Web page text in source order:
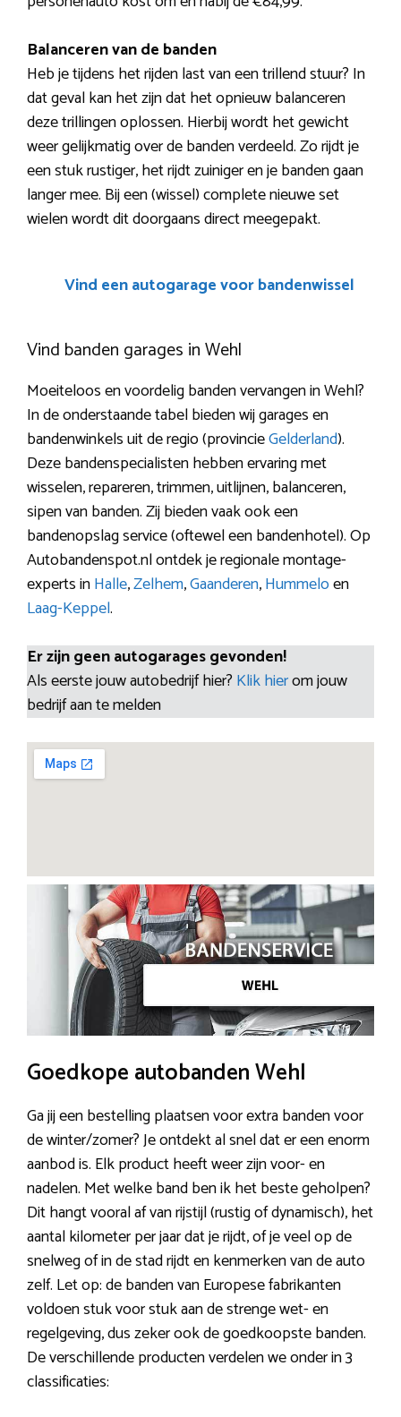
Balanceren van de banden
Heb je tijdens het rijden last van een trillend stuur? In
dat geval kan het zijn dat het opnieuw balanceren
deze trillingen oplossen. Hierbij wordt het gewicht
weer gelijkmatig over de banden verdeeld. Zo rijdt je
een stuk rustiger, het rijdt zuiniger en je banden gaan
langer mee. Bij een (wissel) complete nieuwe set
wielen wordt dit doorgaans direct meegepakt.
Vind een autogarage voor bandenwissel
Vind banden garages in Wehl
Moeiteloos en voordelig banden vervangen in Wehl?
In de onderstaande tabel bieden wij garages en
bandenwinkels uit de regio (provincieGelderland).
Deze bandenspecialisten hebben ervaring met
wisselen, repareren, trimmen, uitlijnen, balanceren,
sipen van banden. Zij bieden vaak ook een
bandenopslag service (oftewel een bandenhotel). Op
Autobandenspot.nl ontdek je regionale montage-
experts inHalle,Zelhem,Gaanderen,Hummeloen
Laag-Keppel.
Er zijn geen autogarages gevonden!
Als eerste jouw autobedrijf hier? Klik hierom jouw
bedrijf aan te melden
Goedkope autobanden Wehl
Ga jij een bestelling plaatsen voor extra banden voor
de winter/zomer? Je ontdekt al snel dat er een enorm
aanbod is. Elk product heeft weer zijn voor- en
nadelen. Met welke band ben ik het beste geholpen?
Dit hangt vooral af van rijstijl (rustig of dynamisch), het
aantal kilometer per jaar dat je rijdt, of je veel op de
snelweg of in de stad rijdt en kenmerken van de auto
zelf. Let op: de banden van Europese fabrikanten
voldoen stuk voor stuk aan de strenge wet- en
regelgeving, dus zeker ook de goedkoopste banden.
De verschillende producten verdelen we onder in 3
classificaties: